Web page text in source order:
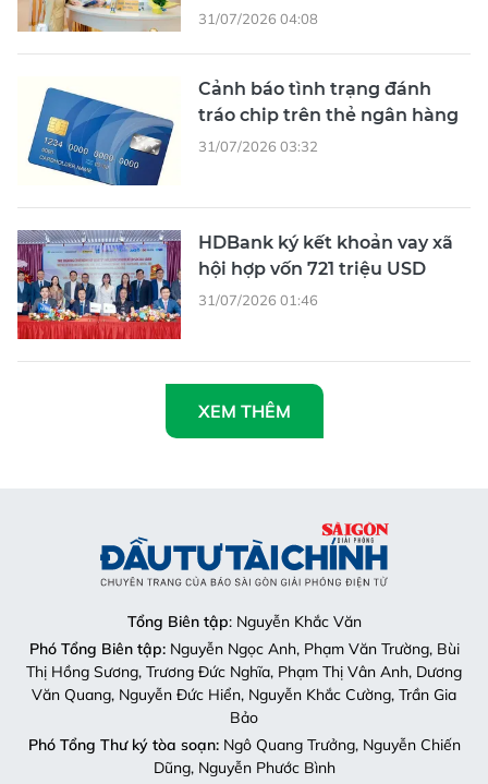
31/07/2026 04:08
Cảnh báo tình trạng đánh
tráo chip trên thẻ ngân hàng
31/07/2026 03:32
HDBank ký kết khoản vay xã
hội hợp vốn 721 triệu USD
31/07/2026 01:46
XEM THÊM
Tổng Biên tập: Nguyễn Khắc Văn
Phó Tổng Biên tập:Nguyễn Ngọc Anh, Phạm Văn Trường, Bùi
Thị Hồng Sương, Trương Đức Nghĩa, Phạm Thị Vân Anh, Dương
Văn Quang, Nguyễn Đức Hiển, Nguyễn Khắc Cường, Trần Gia
Bảo
Phó Tổng Thư ký tòa soạn:Ngô Quang Trưởng, Nguyễn Chiến
Dũng, Nguyễn Phước Bình